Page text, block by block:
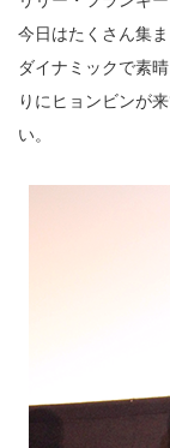
今日はたくさん集
ダイナミックで素
りにヒョンビンが
い。